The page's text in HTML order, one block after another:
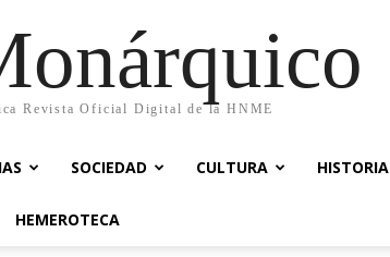
Revista Oficial Digital de la HNME
SOCIEDAD CULTURA HISTORIA
HEMEROTECA